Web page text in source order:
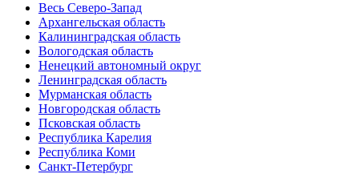
Весь Северо-Запад
Архангельская область
Калининградская область
Вологодская область
Ненецкий автономный округ
Ленинградская область
Мурманская область
Новгородская область
Псковская область
Республика Карелия
Республика Коми
Санкт-Петербург